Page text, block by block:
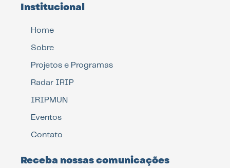
Institucional
Home
Sobre
Projetos e Programas
Radar IRIP
IRIPMUN
Eventos
Contato
Receba nossas comunicações